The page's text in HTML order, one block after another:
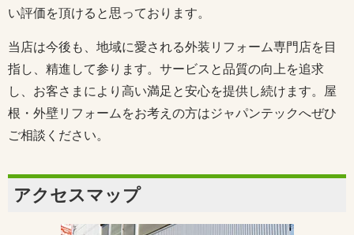
い評価を頂けると思っております。
当店は今後も、地域に愛される外装リフォーム専門店を目
指し、精進して参ります。サービスと品質の向上を追求
し、お客さまにより高い満足と安心を提供し続けます。屋
根・外壁リフォームをお考えの方はジャパンテックへぜひ
ご相談ください。
アクセスマップ